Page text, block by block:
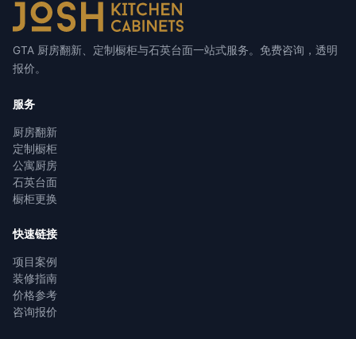
GTA 厨房翻新、定制橱柜与石英台面一站式服务。免费咨询，透明
报价。
服务
厨房翻新
定制橱柜
公寓厨房
石英台面
橱柜更换
快速链接
项目案例
装修指南
价格参考
咨询报价